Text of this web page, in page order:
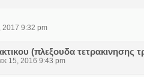
9:32 pm
(πλεξουδα τετρακινησης
15, 2016 9:43 pm